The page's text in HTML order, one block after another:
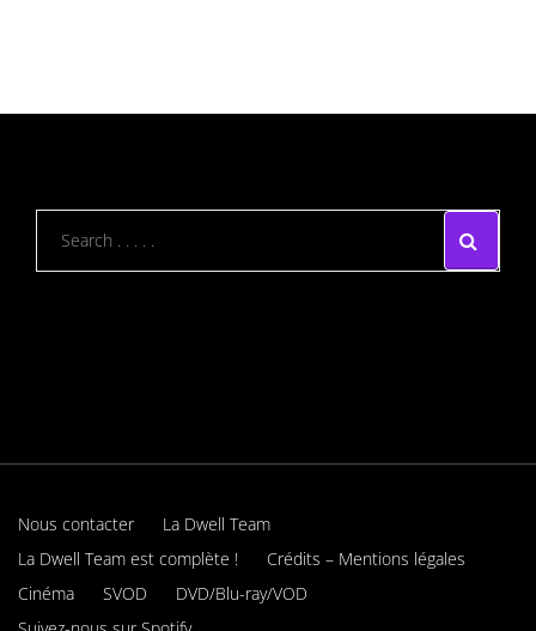
Nous contacter
La Dwell Team
La Dwell Team est complète !
Crédits – Mentions légales
Cinéma
SVOD
DVD/Blu-ray/VOD